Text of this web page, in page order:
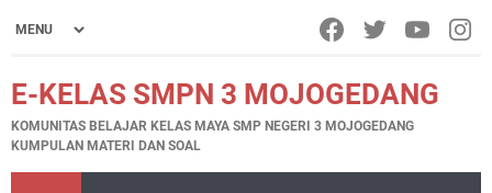
E-KELAS SMPN 3 MOJOGEDANG
KOMUNITAS BELAJAR KELAS MAYA SMP NEGERI 3 MOJOGEDANG
KUMPULAN MATERI DAN SOAL